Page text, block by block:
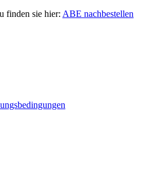
finden sie hier: ABE nachbestellen